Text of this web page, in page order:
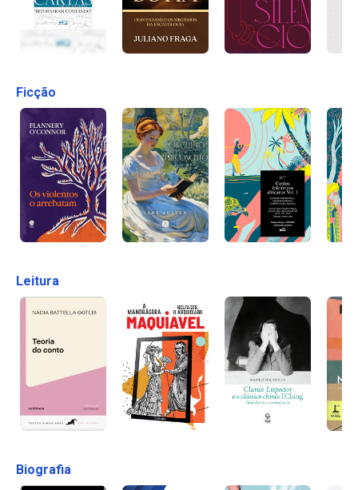
Ficção
Leitura
Biografia